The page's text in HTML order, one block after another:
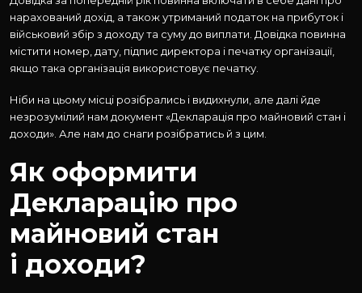
нарахований дохід, а також утриманий податок на прибуток і
військовий збір з доходу та суму до виплати. Довідка повинна
містити номер, дату, підпис директора і печатку організації,
якщо така організація використовує печатку.
Ніби на цьому місці розібрались і видихнули, але далі йде
незрозумілий нам документ «Декларація про майновий стан і
доходи». Але нам до снаги розібратись й з цим.
Як оформити
Декларацію про
майновий стан
і доходи?